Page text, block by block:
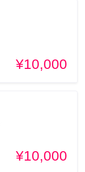
¥10,000
¥10,000